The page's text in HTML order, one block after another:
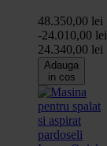
48.350,00 lei
-24.010,00 lei
24.340,00 lei
Adauga
in cos